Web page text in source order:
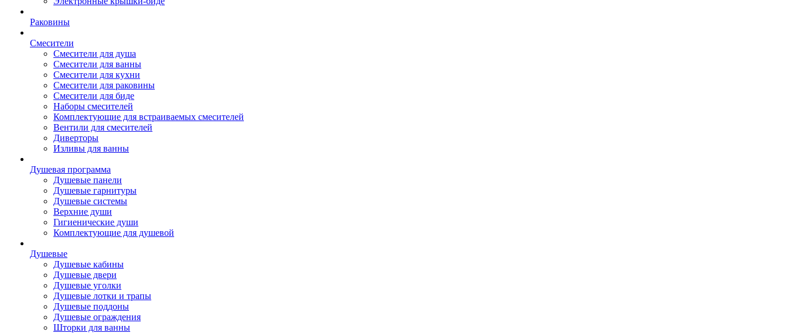
Раковины
Смесители
Смесители для душа
Смесители для ванны
Смесители для кухни
Смесители для раковины
Смесители для биде
Наборы смесителей
Комплектующие для встраиваемых смесителей
Вентили для смесителей
Диверторы
Изливы для ванны
Душевая программа
Душевые панели
Душевые гарнитуры
Душевые системы
Верхние души
Гигиенические души
Комплектующие для душевой
Душевые
Душевые кабины
Душевые двери
Душевые уголки
Душевые лотки и трапы
Душевые поддоны
Душевые ограждения
Шторки для ванны